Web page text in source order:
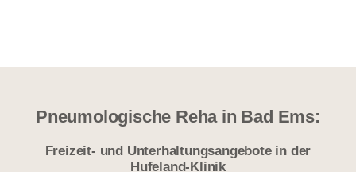
Pneumologische Reha in Bad Ems:
Freizeit- und Unterhaltungsangebote in der
Hufeland-Klinik